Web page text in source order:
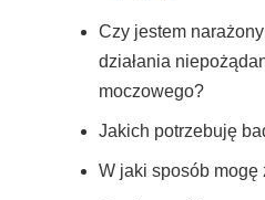
Czy jestem
działania
moczowego?
Jakich potrzebuję
W jaki sposób